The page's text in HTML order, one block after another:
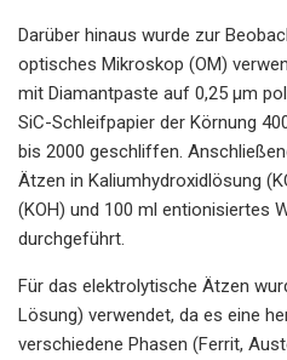
Darüber hinaus wurde zur
optisches Mikroskop (OM)
mit Diamantpaste auf 0,25 µm
SiC-Schleifpapier der Körnung
bis 2000 geschliffen.
Ätzen in Kaliumhydroxidlösung
(KOH) und 100 ml entionisiertes
durchgeführt.
Für das elektrolytische Ätzen
Lösung) verwendet, da es eine
verschiedene Phasen (Ferrit,